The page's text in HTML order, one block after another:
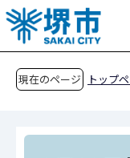
こ
の
ペ
現在のページ トップ
報道提